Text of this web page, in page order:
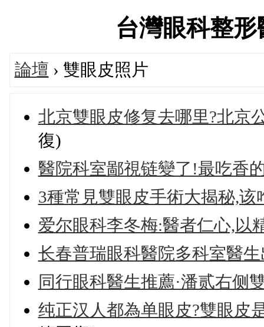
台灣眼科整
論壇 › 雙眼皮照片
北京雙眼皮修复去哪里?北京
復)
醫院科室鄙視链變了!最吃香
3種常見雙眼皮手術大揭秘,该
爱尔眼科李冬梅:醫者仁心,以
长春普瑞眼科醫院多科室醫
同行眼科醫生推薦·潘贰右侧
纯正汉人都為单眼皮?雙眼皮